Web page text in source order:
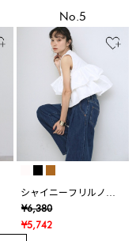
No.5
シャイニーフリルノー
スリTシャツ
¥6,380
¥5,742